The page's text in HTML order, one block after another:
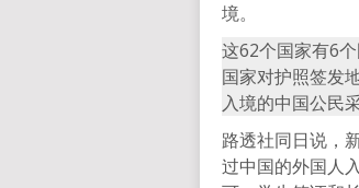
境。
这62个国家有6
国家对护照签发
入境的中国公民
路透社同日说，
过中国的外国人